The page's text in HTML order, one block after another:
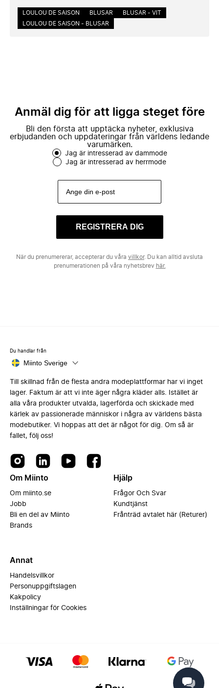
LOULOU DE SAISON BLUSAR
BLUSAR - VIT
LOULOU DE SAISON - BLUSAR
Anmäl dig för att ligga steget före
Bli den första att upptäcka nyheter, exklusiva
erbjudanden och uppdateringar från världens ledande
varumärken.
Jag är intresserad av dammode
Jag är intresserad av herrmode
REGISTRERA DIG
När du prenumererar, accepterar du våra villkor. Du kan alltid avsluta
prenumerationen på våra nyhetsbrev här.
Du handlar från
Miinto Sverige
Till skillnad från de flesta andra modeplattformar har vi inget
lager. Faktum är att vi inte äger några kläder alls. Istället är
alla våra produkter utvalda, lagerförda och skickade med
kärlek av passionerade människor i några av världens bästa
modebutiker. Vi hoppas att det är något för dig. Om så är
fallet, följ oss!
Om Miinto
Om miinto.se
Jobb
Bli en del av Miinto
Brands
Hjälp
Frågor Och Svar
Kundtjänst
Frånträd avtalet här (Returer)
Annat
Handelsvillkor
Personuppgiftslagen
Kakpolicy
Inställningar för Cookies